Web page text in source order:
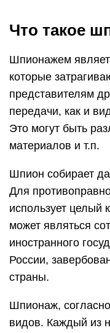
Что такое
Шпионажем
которые
представителям
передачи, как и
Это могут быть
материалов и т.п.
Шпион собирает
Для
использует целый
может являться
иностранного
России,
страны.
Шпионаж,
видов. Каждый из